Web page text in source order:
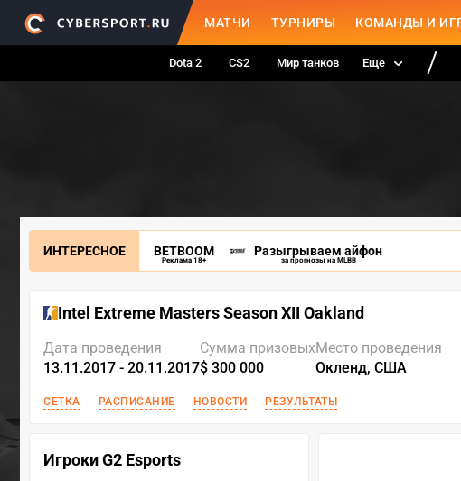
МАТЧИ ТУРНИРЫ КОМАНДЫ И
Dota 2 CS2 Мир танков Еще
ИНТЕРЕСНОЕ BETBOOM
Реклама 18+
Разыгрываем айфон
за прогнозы на MLBB
Intel Extreme Masters Season XII Oakland
Дата проведения
13.11.2017 - 20.11.2017
Сумма призовых
$ 300 000
Место проведения
Окленд, США
СЕТКА РАСПИСАНИЕ НОВОСТИ РЕЗУЛЬТАТЫ
Игроки G2 Esports